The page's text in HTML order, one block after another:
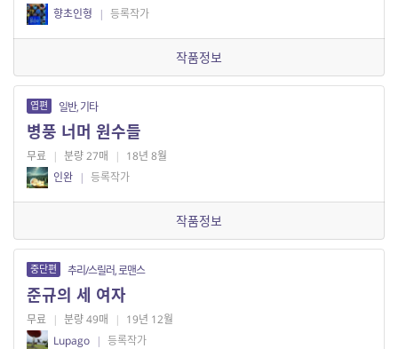
향초인형
| 등록작가
작품정보
엽편 일반, 기타
병풍 너머 원수들
무료 | 분량 27매 | 18년 8월
인완 | 등록작가
작품정보
중단편 추리/스릴러, 로맨스
준규의 세 여자
무료 | 분량 49매 | 19년 12월
Lupago | 등록작가